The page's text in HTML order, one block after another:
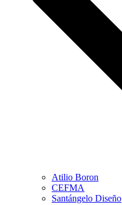
Atilio Boron
CEFMA
Santángelo Diseño